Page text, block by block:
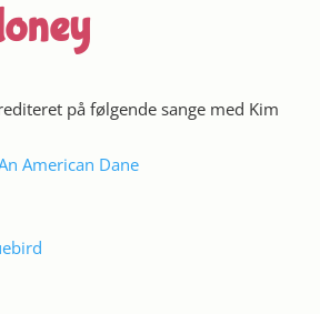
på følgende sange med Kim
American Dane